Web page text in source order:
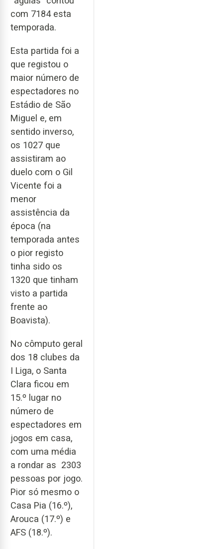
com 7184 esta
temporada.
Esta partida foi a
que registou o
maior número de
espectadores no
Estádio de São
Miguel e, em
sentido inverso,
os 1027 que
assistiram ao
duelo com o Gil
Vicente foi a
menor
assistência da
época (na
temporada antes
o pior registo
tinha sido os
1320 que tinham
visto a partida
frente ao
Boavista).
No cômputo geral
dos 18 clubes da
I Liga, o Santa
Clara ficou em
15.º lugar no
número de
espectadores em
jogos em casa,
com uma média
a rondar as 2303
pessoas por jogo.
Pior só mesmo o
Casa Pia (16.º),
Arouca (17.º) e
AFS (18.º).